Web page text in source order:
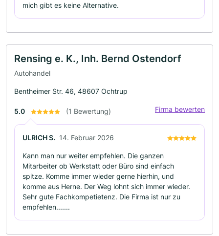
mich gibt es keine Alternative.
Rensing e. K., Inh. Bernd Ostendorf
Autohandel
Bentheimer Str. 46, 48607 Ochtrup
5.0 (1 Bewertung) Firma bewerten
ULRICH S. 14. Februar 2026
Kann man nur weiter empfehlen. Die ganzen
Mitarbeiter ob Werkstatt oder Büro sind einfach
spitze. Komme immer wieder gerne hierhin, und
komme aus Herne. Der Weg lohnt sich immer wieder.
Sehr gute Fachkompetietenz. Die Firma ist nur zu
empfehlen.......